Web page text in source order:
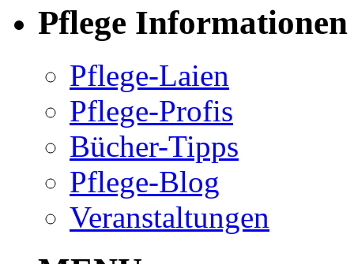
Pflege Informationen
Pflege-Laien
Pflege-Profis
Bücher-Tipps
Pflege-Blog
Veranstaltungen